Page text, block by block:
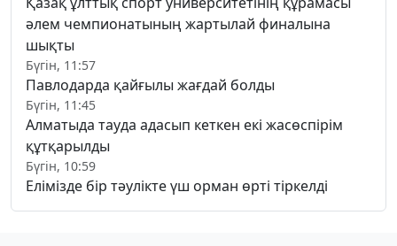
әлем чемпионатының жартылай финалына
шықты
Бүгін, 11:57
Павлодарда қайғылы жағдай болды
Бүгін, 11:45
Алматыда тауда адасып кеткен екі жасөспірім
құтқарылды
Бүгін, 10:59
Елімізде бір тәулікте үш орман өрті тіркелді